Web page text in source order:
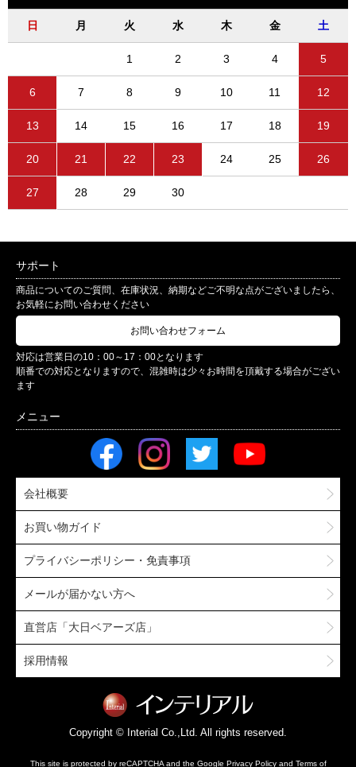
日 月 火 水 木 金 土
1 2 3 4 5
6 7 8 9 10 11 12
13 14 15 16 17 18 19
20 21 22 23 24 25 26
27 28 29 30
サポート
商品についてのご質問、在庫状況、納期などご不明な点がございましたら、
お気軽にお問い合わせください
お問い合わせフォーム
対応は営業日の10：00～17：00となります
順番での対応となりますので、混雑時は少々お時間を頂戴する場合がござい
ます
会社概要
お買い物ガイド
プライバシーポリシー・免責事項
メールが届かない方へ
直営店「大日ベアーズ店」
採用情報
Copyright © Interial Co.,Ltd. All rights reserved.
This site is protected by reCAPTCHA and the Google Privacy Policyand Terms of